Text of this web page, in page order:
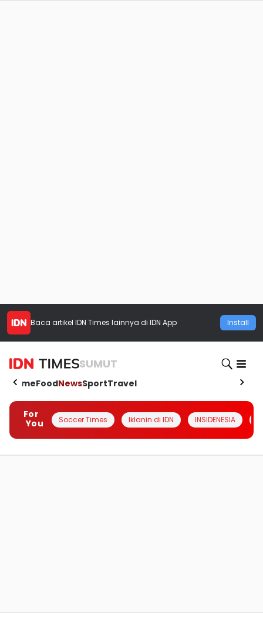
Baca artikel IDN Times lainnya di IDN App Install
SUMUT
HomeFoodNewsSportTravel
For
You
Soccer Times Iklanin di IDN INSIDENESIA